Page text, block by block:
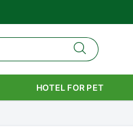
HOTEL FOR PET